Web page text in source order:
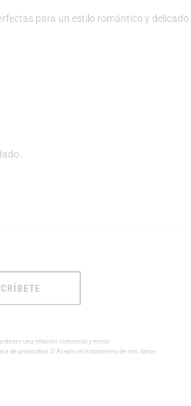
para un estilo romántico y delicado.
una relación comercial y enviar
de privacidad . O Acepto el tratamiento de mis datos